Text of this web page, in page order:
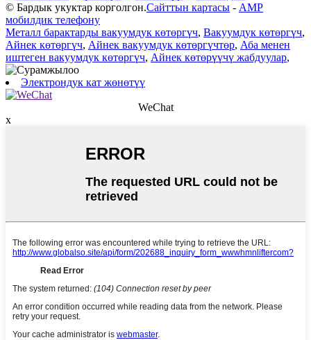
© Бардык укуктар корголгон.Сайттын картасы - AMP
мобилдик телефону
Металл барактарды вакуумдук көтөргүч, Вакуумдук көтөргүч,
Айнек көтөргүч, Айнек вакуумдук көтөргүчтөр, Аба менен
иштеген вакуумдук көтөргүч, Айнек көтөрүүчү жабдуулар,
Электрондук кат жөнөтүү
WeChat
x